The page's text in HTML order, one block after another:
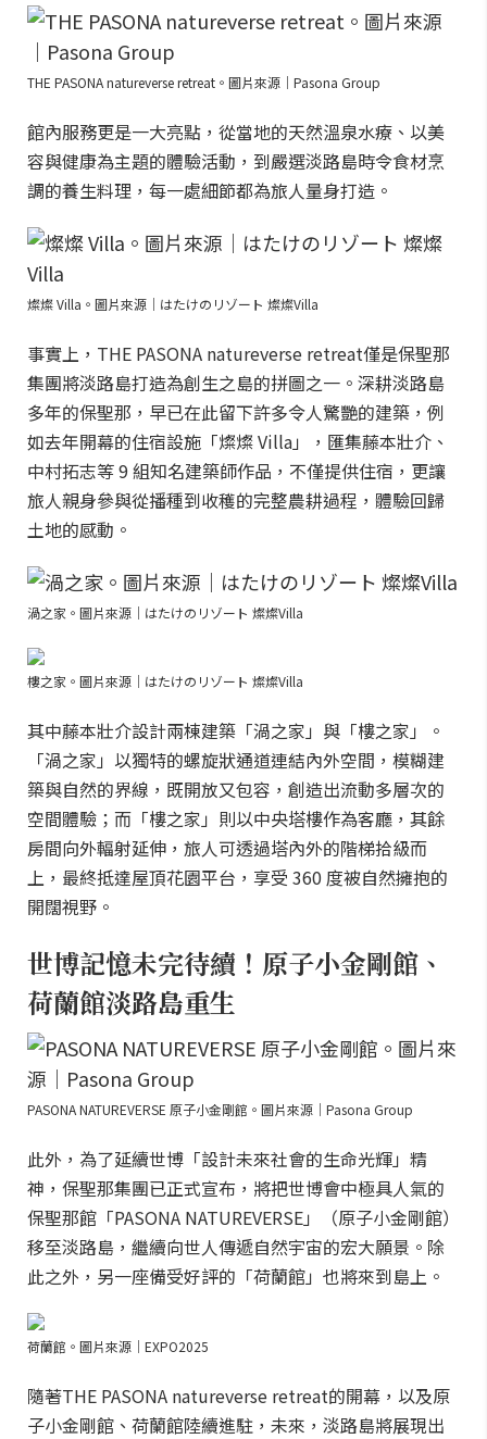
THE PASONA natureverse retreat。圖片來源｜Pasona Group
館內服務更是一大亮點，從當地的天然溫泉水療、以美
容與健康為主題的體驗活動，到嚴選淡路島時令食材烹
調的養生料理，每一處細節都為旅人量身打造。
燦燦 Villa。圖片來源｜はたけのリゾート 燦燦Villa
事實上，THE PASONA natureverse retreat僅是保聖那
集團將淡路島打造為創生之島的拼圖之一。深耕淡路島
多年的保聖那，早已在此留下許多令人驚艷的建築，例
如去年開幕的住宿設施「燦燦 Villa」，匯集藤本壯介、
中村拓志等 9 組知名建築師作品，不僅提供住宿，更讓
旅人親身參與從播種到收穫的完整農耕過程，體驗回歸
土地的感動。
渦之家。圖片來源｜はたけのリゾート 燦燦Villa
樓之家。圖片來源｜はたけのリゾート 燦燦Villa
其中藤本壯介設計兩棟建築「渦之家」與「樓之家」。
「渦之家」以獨特的螺旋狀通道連結內外空間，模糊建
築與自然的界線，既開放又包容，創造出流動多層次的
空間體驗；而「樓之家」則以中央塔樓作為客廳，其餘
房間向外輻射延伸，旅人可透過塔內外的階梯拾級而
上，最終抵達屋頂花園平台，享受 360 度被自然擁抱的
開闊視野。
世博記憶未完待續！原子小金剛館、
荷蘭館淡路島重生
PASONA NATUREVERSE 原子小金剛館。圖片來源｜Pasona Group
此外，為了延續世博「設計未來社會的生命光輝」精
神，保聖那集團已正式宣布，將把世博會中極具人氣的
保聖那館「PASONA NATUREVERSE」（原子小金剛館）
移至淡路島，繼續向世人傳遞自然宇宙的宏大願景。除
此之外，另一座備受好評的「荷蘭館」也將來到島上。
荷蘭館。圖片來源｜EXPO2025
隨著THE PASONA natureverse retreat的開幕，以及原
子小金剛館、荷蘭館陸續進駐，未來，淡路島將展現出